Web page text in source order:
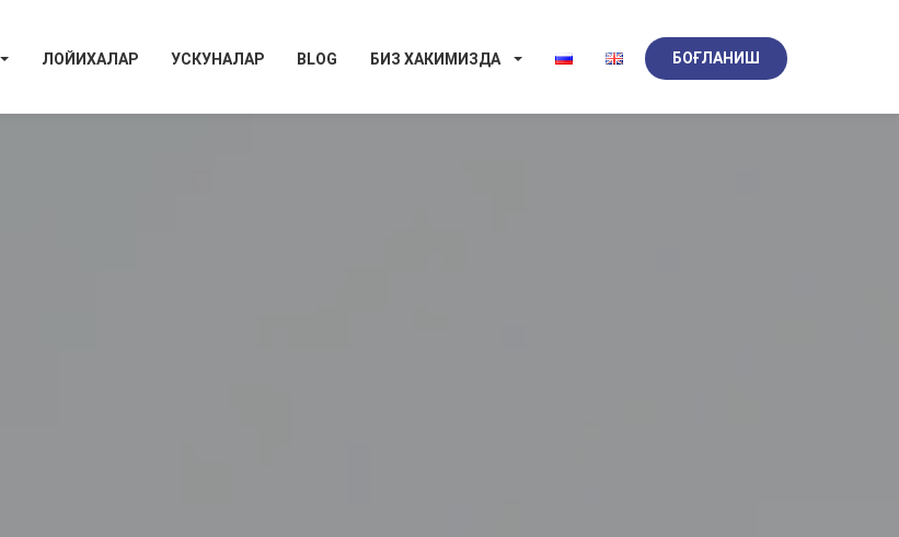
ЛОЙИХАЛАР УСКУНАЛАР BLOG БИЗ ХАКИМИЗДА БОҒЛАНИШ